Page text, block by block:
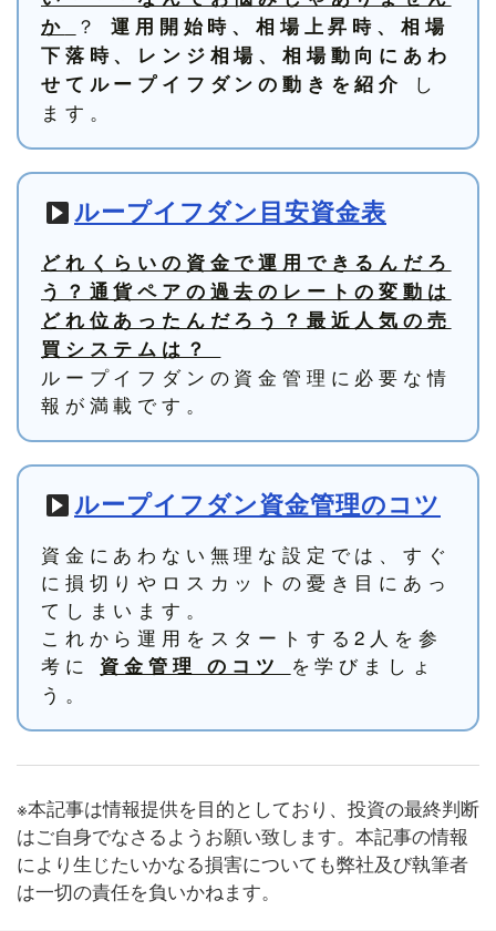
か
？運用開始時、相場上昇時、相場
下落時、レンジ相場、相場動向にあわ
せてループイフダンの動きを紹介
し
ます。
ループイフダン目安資金表
どれくらいの資金で運用できるんだろ
う？通貨ペアの過去のレートの変動は
どれ位あったんだろう？最近人気の売
買システムは？
ループイフダンの資金管理に必要な情
報が満載です。
ループイフダン資金管理のコツ
資金にあわない無理な設定では、すぐ
に損切りやロスカットの憂き目にあっ
てしまいます。
これから運用をスタートする2人を参
考に 資金管理 のコツ を学びましょ
う。
※本記事は情報提供を目的としており、投資の最終判断
はご自身でなさるようお願い致します。本記事の情報
により生じたいかなる損害についても弊社及び執筆者
は一切の責任を負いかねます。